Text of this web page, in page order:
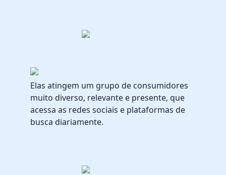
Elas atingem um grupo de consumidores
muito diverso, relevante e presente, que
acessa as redes sociais e plataformas de
busca diariamente.